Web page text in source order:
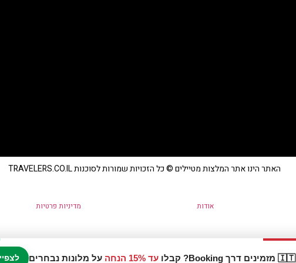
🇮🇹 מזמינים דרך Booking? קבלו עד 15% הנחה על מלונות נבחרים
האתר הינו אתר המלצות מטיילים © כל הזכויות שמורות לסוכנות TRAVELERS.CO.IL
אודות מדיניות פרטיות